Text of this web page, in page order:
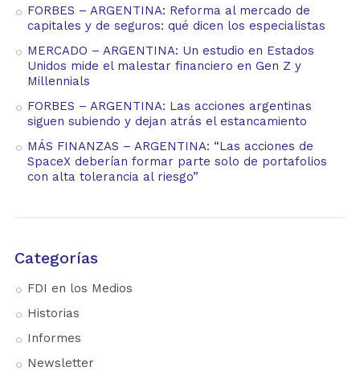
FORBES – ARGENTINA: Reforma al mercado de
capitales y de seguros: qué dicen los especialistas
MERCADO – ARGENTINA: Un estudio en Estados
Unidos mide el malestar financiero en Gen Z y
Millennials
FORBES – ARGENTINA: Las acciones argentinas
siguen subiendo y dejan atrás el estancamiento
MÁS FINANZAS – ARGENTINA: “Las acciones de
SpaceX deberían formar parte solo de portafolios
con alta tolerancia al riesgo”
Categorías
FDI en los Medios
Historias
Informes
Newsletter